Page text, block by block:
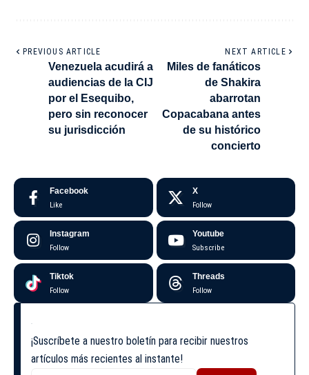
PREVIOUS ARTICLE
Venezuela acudirá a
audiencias de la CIJ
por el Esequibo,
pero sin reconocer
su jurisdicción
NEXT ARTICLE
Miles de fanáticos
de Shakira
abarrotan
Copacabana antes
de su histórico
concierto
Facebook
Like
X
Follow
Instagram
Follow
Youtube
Subscribe
Tiktok
Follow
Threads
Follow
¡Suscríbete a nuestro boletín para recibir nuestros
artículos más recientes al instante!